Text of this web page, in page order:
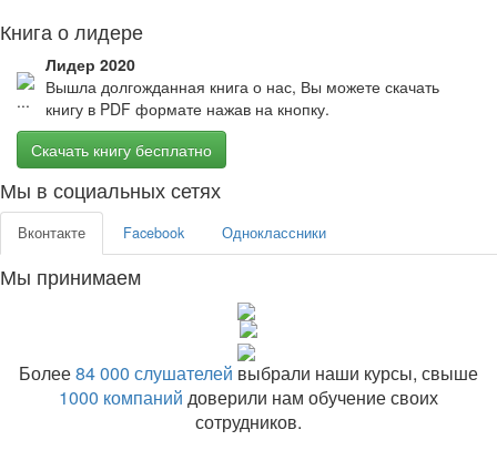
Книга о лидере
Лидер 2020
Вышла долгожданная книга о нас, Вы можете скачать
книгу в PDF формате нажав на кнопку.
Скачать книгу бесплатно
Мы в социальных сетях
Вконтакте Facebook Одноклассники
Мы принимаем
Более84 000 слушателей выбрали наши курсы, свыше
1000 компаний доверили нам обучение своих
сотрудников.